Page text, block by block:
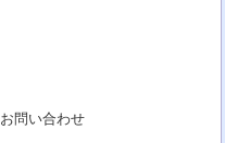
お問い合わせ